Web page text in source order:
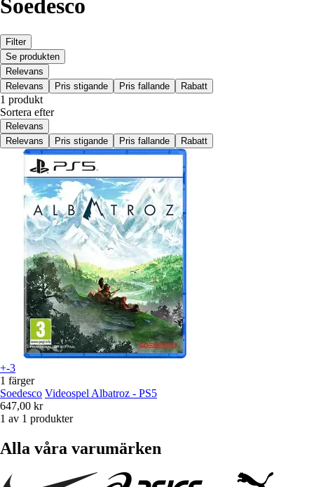
Soedesco
Filter
Se produkten
Relevans
Relevans
Pris stigande Pris fallande Rabatt
1 produkt
Sortera efter
Relevans
Relevans
Pris stigande Pris fallande Rabatt
+-3
1 färger
Soedesco Videospel Albatroz - PS5
647,00 kr
1 av 1 produkter
Alla våra varumärken